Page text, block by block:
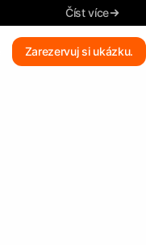
Číst více
Zarezervuj si ukázku.